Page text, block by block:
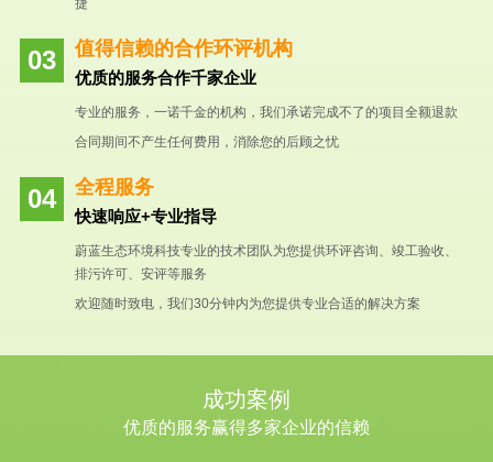
捷
值得信赖的合作环评机构
优质的服务合作千家企业
专业的服务，一诺千金的机构，我们承诺完成不了的项目全额退款
合同期间不产生任何费用，消除您的后顾之忧
全程服务
快速响应+专业指导
蔚蓝生态环境科技专业的技术团队为您提供环评咨询、竣工验收、
排污许可、安评等服务
欢迎随时致电，我们30分钟内为您提供专业合适的解决方案
成功案例
优质的服务赢得多家企业的信赖